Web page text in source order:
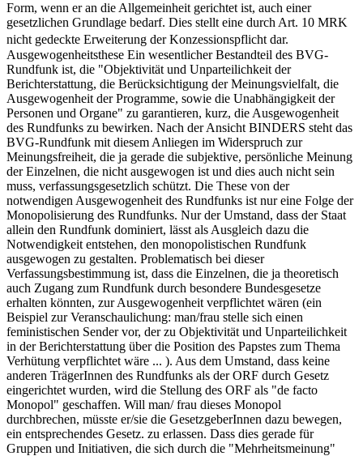
Form, wenn er an die Allgemeinheit gerichtet ist, auch einer
gesetzlichen Grundlage bedarf. Dies stellt eine durch Art. 10 MRK
nicht gedeckte Erweiterung der Konzessionspflicht dar.
Ausgewogenheitsthese Ein wesentlicher Bestandteil des BVG-
Rundfunk ist, die "Objektivität und Unparteilichkeit der
Berichterstattung, die Berücksichtigung der Meinungsvielfalt, die
Ausgewogenheit der Programme, sowie die Unabhängigkeit der
Personen und Organe" zu garantieren, kurz, die Ausgewogenheit
des Rundfunks zu bewirken. Nach der Ansicht BINDERS steht das
BVG-Rundfunk mit diesem Anliegen im Widerspruch zur
Meinungsfreiheit, die ja gerade die subjektive, persönliche Meinung
der Einzelnen, die nicht ausgewogen ist und dies auch nicht sein
muss, verfassungsgesetzlich schützt. Die These von der
notwendigen Ausgewogenheit des Rundfunks ist nur eine Folge der
Monopolisierung des Rundfunks. Nur der Umstand, dass der Staat
allein den Rundfunk dominiert, lässt als Ausgleich dazu die
Notwendigkeit entstehen, den monopolistischen Rundfunk
ausgewogen zu gestalten. Problematisch bei dieser
Verfassungsbestimmung ist, dass die Einzelnen, die ja theoretisch
auch Zugang zum Rundfunk durch besondere Bundesgesetze
erhalten könnten, zur Ausgewogenheit verpflichtet wären (ein
Beispiel zur Veranschaulichung: man/frau stelle sich einen
feministischen Sender vor, der zu Objektivität und Unparteilichkeit
in der Berichterstattung über die Position des Papstes zum Thema
Verhütung verpflichtet wäre ... ). Aus dem Umstand, dass keine
anderen TrägerInnen des Rundfunks als der ORF durch Gesetz
eingerichtet wurden, wird die Stellung des ORF als "de facto
Monopol" geschaffen. Will man/ frau dieses Monopol
durchbrechen, müsste er/sie die GesetzgeberInnen dazu bewegen,
ein entsprechendes Gesetz. zu erlassen. Dass dies gerade für
Gruppen und Initiativen, die sich durch die "Mehrheitsmeinung"